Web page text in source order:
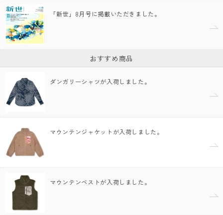
「新世」8月号に掲載いただきました。
おすすめ商品
ダンガリーシャツが入荷しました。
マウンテンジャケットが入荷しました。
マウンテンベストが入荷しました。